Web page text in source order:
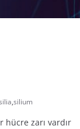
,silium
zarı vardır